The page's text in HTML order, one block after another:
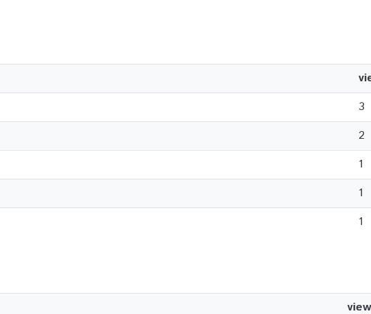
3
2
1
1
1